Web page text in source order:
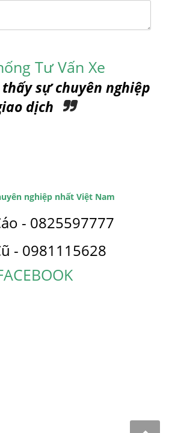
Tư Vấn Xe
sự chuyên nghiệp
dịch
nghiệp nhất Việt Nam
- 0825597777
- 0981115628